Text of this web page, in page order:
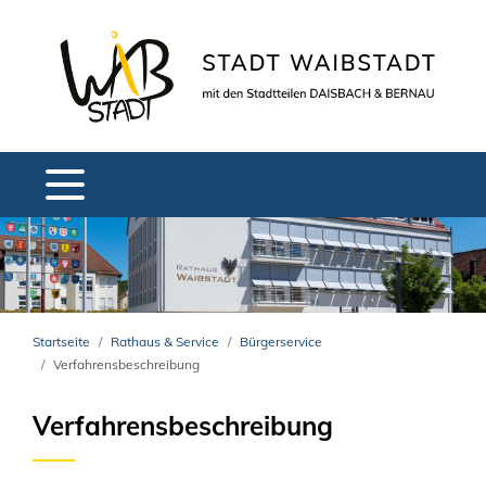
Startseite Rathaus & Service
Bürgerservice
Verfahrensbeschreibung
Verfahrensbeschreibung